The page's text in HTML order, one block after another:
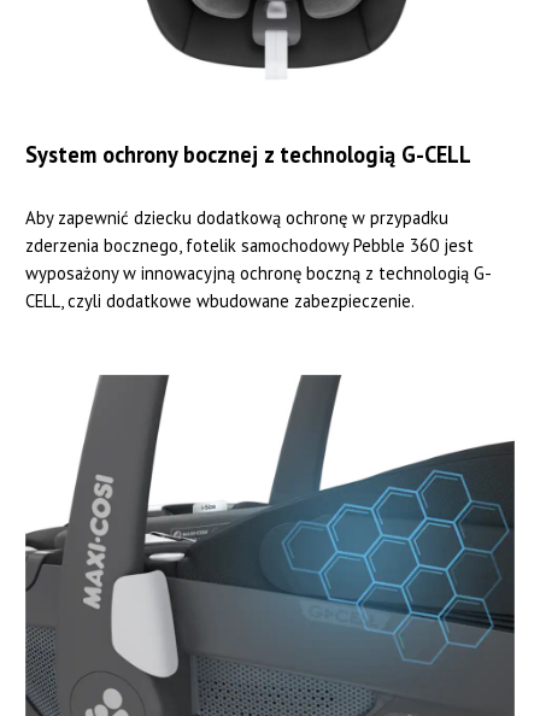
System ochrony bocznej z technologią G-CELL
Aby zapewnić dziecku dodatkową ochronę w przypadku
zderzenia bocznego, fotelik samochodowy Pebble 360 jest
wyposażony w innowacyjną ochronę boczną z technologią G-
CELL, czyli dodatkowe wbudowane zabezpieczenie.